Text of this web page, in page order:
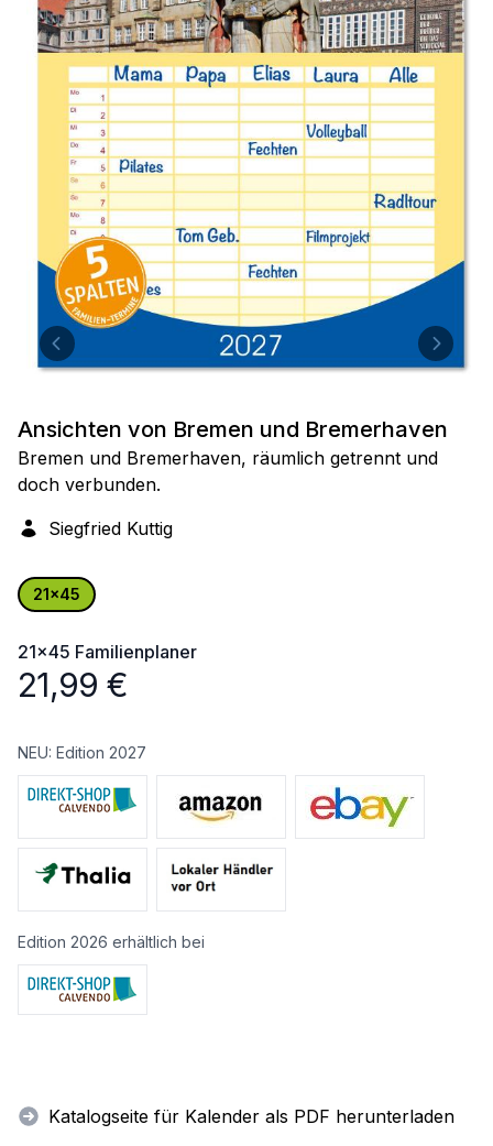
Ansichten von Bremen und Bremerhaven
Bremen und Bremerhaven, räumlich getrennt und
doch verbunden.
Siegfried Kuttig
21x45
21x45 Familienplaner
21,99 €
NEU: Edition 2027
Edition 2026 erhältlich bei
Katalogseite für Kalender als PDF herunterladen